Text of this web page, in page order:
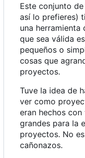
Este conjunto
así lo prefieres)
una
que sea válida
pequeños o
cosas que
proyectos.
Tuve la idea de
ver como
eran hechos
grandes para la
proyectos. No
cañonazos.